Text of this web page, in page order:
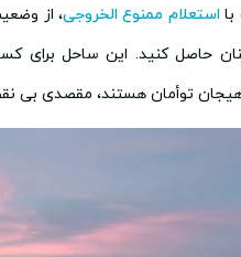
بااستعلام ممنوع الخروجی، از
حاصل کنید. این ساحل برای
توأمان هستند، مقصدی بی